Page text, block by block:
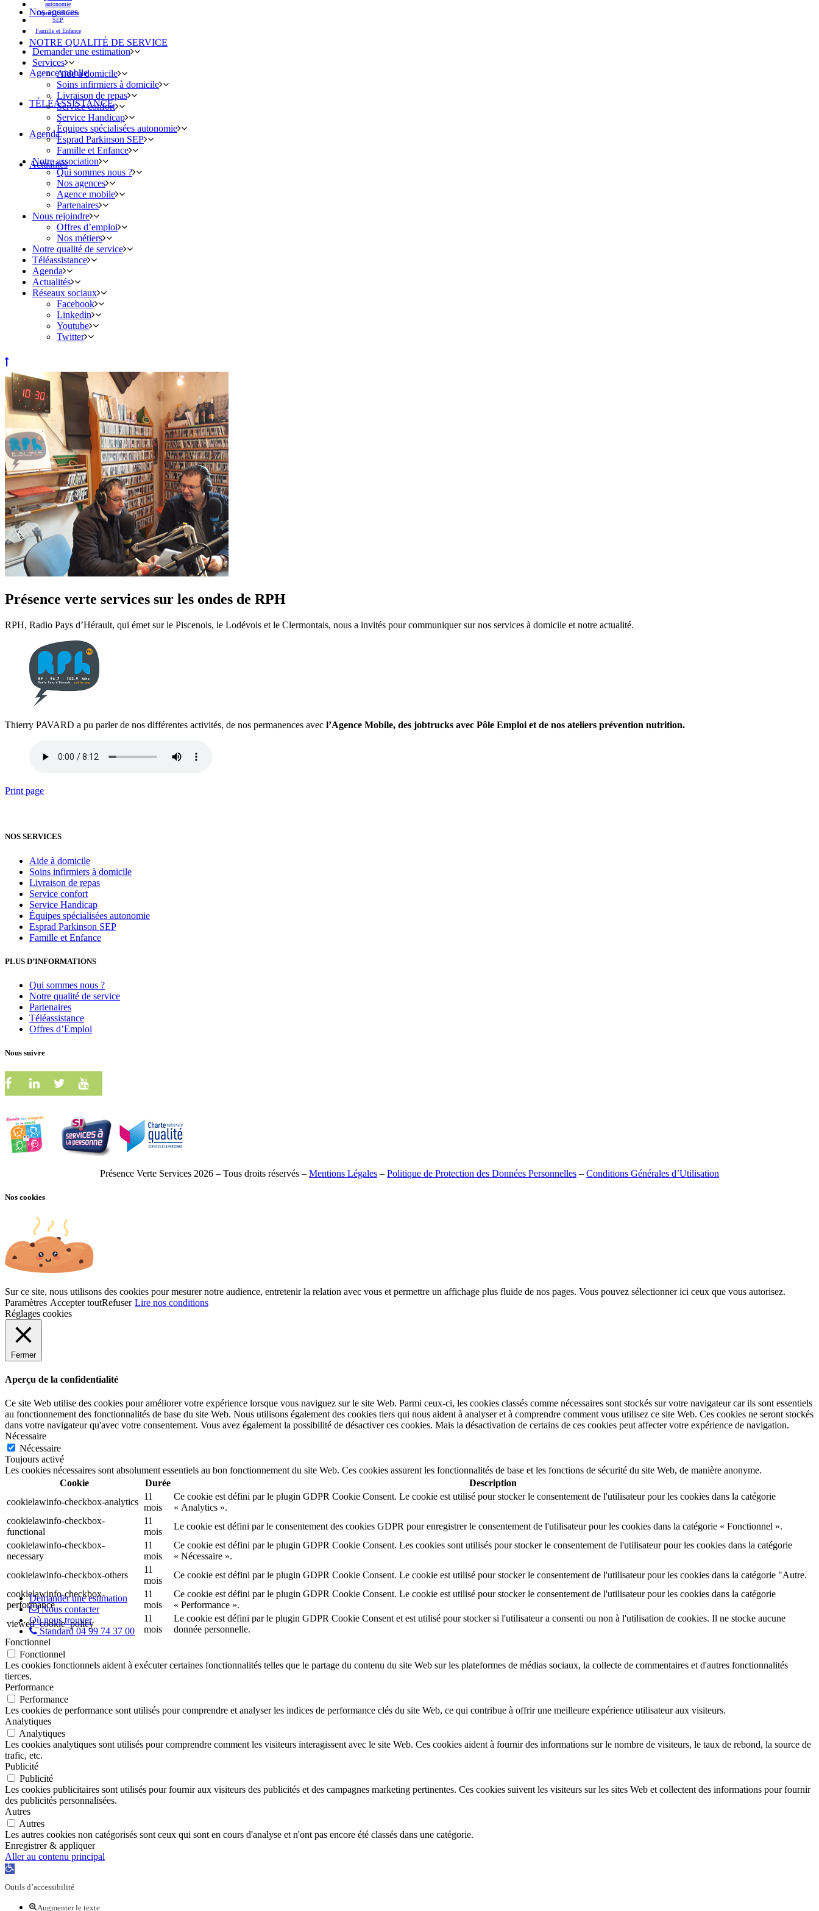
Nos agences
NOTRE QUALITÉ DE SERVICE
Agence mobile
TÉLÉASSISTANCE
Agenda
Actualités
autonomie
Esprad Parkinson
SEP
Famille et Enfance
Demander une estimation
Services
Aide à domicile
Soins infirmiers à domicile
Livraison de repas
Service confort
Service Handicap
Équipes spécialisées autonomie
Esprad Parkinson SEP
Famille et Enfance
Notre association
Qui sommes nous ?
Nos agences
Agence mobile
Partenaires
Nous rejoindre
Offres d’emploi
Nos métiers
Notre qualité de service
Téléassistance
Agenda
Actualités
Réseaux sociaux
Facebook
Linkedin
Youtube
Twitter
Présence verte services sur les ondes de RPH
RPH, Radio Pays d’Hérault, qui émet sur le Piscenois, le Lodévois et le Clermontais, nous a invités pour communiquer sur nos services à domicile et notre actualité.
Thierry PAVARD a pu parler de nos différentes activités, de nos permanences avec l’Agence Mobile, des jobtrucks avec Pôle Emploi et de nos ateliers prévention nutrition.
Print page
NOS SERVICES
Aide à domicile
Soins infirmiers à domicile
Livraison de repas
Service confort
Service Handicap
Équipes spécialisées autonomie
Esprad Parkinson SEP
Famille et Enfance
PLUS D’INFORMATIONS
Qui sommes nous ?
Notre qualité de service
Partenaires
Téléassistance
Offres d’Emploi
Nous suivre
Présence Verte Services 2026 – Tous droits réservés – Mentions Légales – Politique de Protection des Données Personnelles – Conditions Générales d’Utilisation
Nos cookies
Sur ce site, nous utilisons des cookies pour mesurer notre audience, entretenir la relation avec vous et permettre un affichage plus fluide de nos pages. Vous pouvez sélectionner ici ceux que vous autorisez.
Paramètres Accepter toutRefuser Lire nos conditions
Réglages cookies
Fermer
Aperçu de la confidentialité
Ce site Web utilise des cookies pour améliorer votre expérience lorsque vous naviguez sur le site Web. Parmi ceux-ci, les cookies classés comme nécessaires sont stockés sur votre navigateur car ils sont essentiels
au fonctionnement des fonctionnalités de base du site Web. Nous utilisons également des cookies tiers qui nous aident à analyser et à comprendre comment vous utilisez ce site Web. Ces cookies ne seront stockés
dans votre navigateur qu'avec votre consentement. Vous avez également la possibilité de désactiver ces cookies. Mais la désactivation de certains de ces cookies peut affecter votre expérience de navigation.
Nécessaire
Nécessaire
Toujours activé
Les cookies nécessaires sont absolument essentiels au bon fonctionnement du site Web. Ces cookies assurent les fonctionnalités de base et les fonctions de sécurité du site Web, de manière anonyme.
Cookie
Durée
Description
cookielawinfo-checkbox-analytics
11
mois
Ce cookie est défini par le plugin GDPR Cookie Consent. Le cookie est utilisé pour stocker le consentement de l'utilisateur pour les cookies dans la catégorie
« Analytics ».
cookielawinfo-checkbox-
functional
11
mois
Le cookie est défini par le consentement des cookies GDPR pour enregistrer le consentement de l'utilisateur pour les cookies dans la catégorie « Fonctionnel ».
cookielawinfo-checkbox-
necessary
11
mois
Ce cookie est défini par le plugin GDPR Cookie Consent. Les cookies sont utilisés pour stocker le consentement de l'utilisateur pour les cookies dans la catégorie
« Nécessaire ».
cookielawinfo-checkbox-others
11
mois
Ce cookie est défini par le plugin GDPR Cookie Consent. Le cookie est utilisé pour stocker le consentement de l'utilisateur pour les cookies dans la catégorie "Autre.
cookielawinfo-checkbox-
performance
11
mois
Ce cookie est défini par le plugin GDPR Cookie Consent. Le cookie est utilisé pour stocker le consentement de l'utilisateur pour les cookies dans la catégorie
« Performance ».
viewed_cookie_policy
11
mois
Le cookie est défini par le plugin GDPR Cookie Consent et est utilisé pour stocker si l'utilisateur a consenti ou non à l'utilisation de cookies. Il ne stocke aucune
donnée personnelle.
Fonctionnel
Fonctionnel
Les cookies fonctionnels aident à exécuter certaines fonctionnalités telles que le partage du contenu du site Web sur les plateformes de médias sociaux, la collecte de commentaires et d'autres fonctionnalités
tierces.
Performance
Performance
Les cookies de performance sont utilisés pour comprendre et analyser les indices de performance clés du site Web, ce qui contribue à offrir une meilleure expérience utilisateur aux visiteurs.
Analytiques
Analytiques
Les cookies analytiques sont utilisés pour comprendre comment les visiteurs interagissent avec le site Web. Ces cookies aident à fournir des informations sur le nombre de visiteurs, le taux de rebond, la source de
trafic, etc.
Publicité
Publicité
Les cookies publicitaires sont utilisés pour fournir aux visiteurs des publicités et des campagnes marketing pertinentes. Ces cookies suivent les visiteurs sur les sites Web et collectent des informations pour fournir
des publicités personnalisées.
Autres
Autres
Les autres cookies non catégorisés sont ceux qui sont en cours d'analyse et n'ont pas encore été classés dans une catégorie.
Enregistrer & appliquer
Demander une estimation
Nous contacter
Où nous trouver
Standard 04 99 74 37 00
Aller au contenu principal
Ouvrir
barre
Outils d’accessibilité
Augmenter le texte